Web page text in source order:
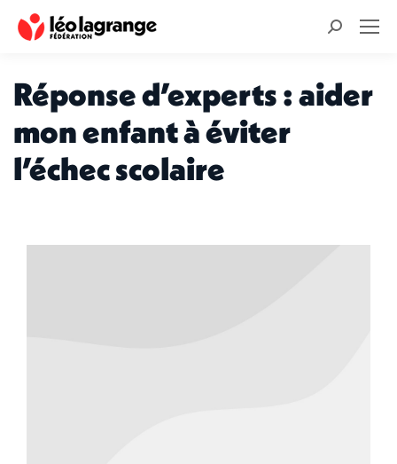
Recherche
Réponse d’experts : aider
mon enfant à éviter
l’échec scolaire